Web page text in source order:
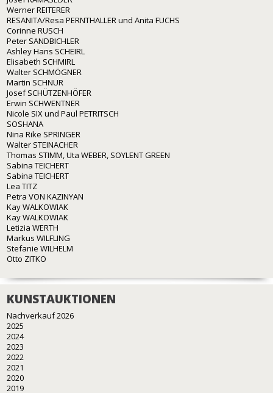
Werner REITERER
RESANITA/Resa PERNTHALLER und Anita FUCHS
Corinne RUSCH
Peter SANDBICHLER
Ashley Hans SCHEIRL
Elisabeth SCHMIRL
Walter SCHMÖGNER
Martin SCHNUR
Josef SCHÜTZENHÖFER
Erwin SCHWENTNER
Nicole SIX und Paul PETRITSCH
SOSHANA
Nina Rike SPRINGER
Walter STEINACHER
Thomas STIMM, Uta WEBER, SOYLENT GREEN
Sabina TEICHERT
Sabina TEICHERT
Lea TITZ
Petra VON KAZINYAN
Kay WALKOWIAK
Kay WALKOWIAK
Letizia WERTH
Markus WILFLING
Stefanie WILHELM
Otto ZITKO
KUNSTAUKTIONEN
Nachverkauf 2026
2025
2024
2023
2022
2021
2020
2019